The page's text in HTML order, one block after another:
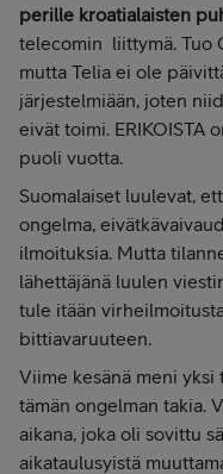
perille kroatialaisten
telecomin liittymä. Tuo
mutta Telia ei ole
järjestelmiään, joten
eivät toimi. ERIKOISTA
puoli vuotta.
Suomalaiset luulevat,
ongelma,
ilmoituksia. Mutta
lähettäjänä luulen
tule itään
bittiavaruuteen.
Viime kesänä meni
tämän ongelman takia.
aikana, joka oli sovittu
aikataulusyistä